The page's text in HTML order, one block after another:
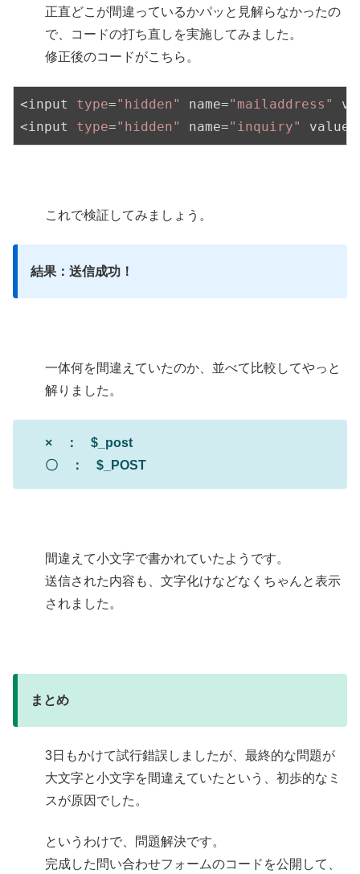
正直どこが間違っているかパッと見解らなかったの
で、コードの打ち直しを実施してみました。
修正後のコードがこちら。
<input type="hidden" name="mailaddress"
<input type="hidden" name="inquiry" value=
これで検証してみましょう。
結果：送信成功！
一体何を間違えていたのか、並べて比較してやっと
解りました。
× ： $_post
〇 ： $_POST
間違えて小文字で書かれていたようです。
送信された内容も、文字化けなどなくちゃんと表示
されました。
まとめ
3日もかけて試行錯誤しましたが、最終的な問題が
大文字と小文字を間違えていたという、初歩的なミ
スが原因でした。
というわけで、問題解決です。
完成した問い合わせフォームのコードを公開して、